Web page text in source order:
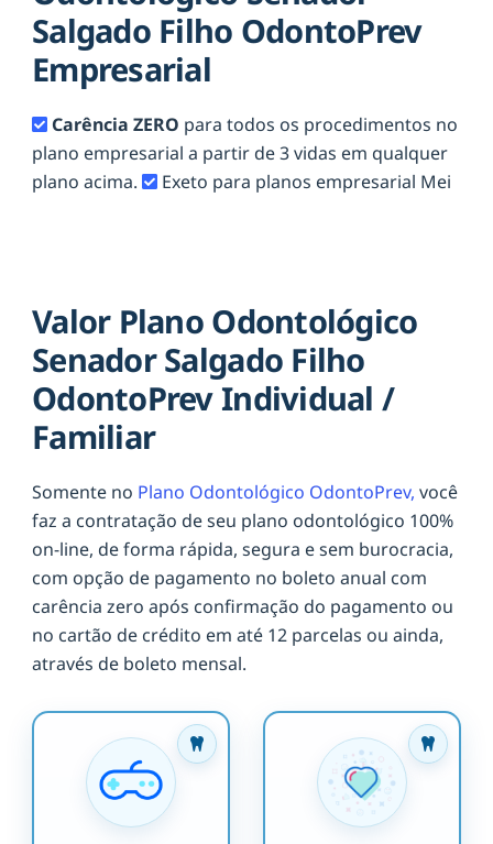
Salgado Filho OdontoPrev
Empresarial
Carência ZERO para todos os procedimentos no
plano empresarial a partir de 3 vidas em qualquer
plano acima.
Exeto para planos empresarial Mei
Valor Plano Odontológico
Senador Salgado Filho
OdontoPrev Individual /
Familiar
Somente no Plano Odontológico OdontoPrev, você
faz a contratação de seu plano odontológico 100%
on-line, de forma rápida, segura e sem burocracia,
com opção de pagamento no boleto anual com
carência zero após confirmação do pagamento ou
no cartão de crédito em até 12 parcelas ou ainda,
através de boleto mensal.